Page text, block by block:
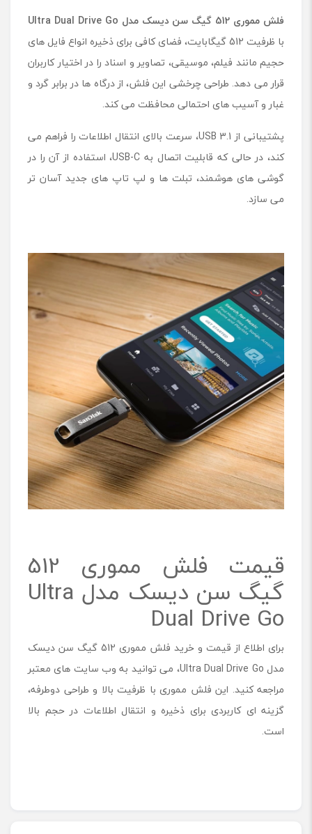
فلش مموری 512 گیگ سن دیسک مدل
Ultra Dual Drive Go
با ظرفیت 512 گیگابایت، فضای کافی برای ذخیره انواع فایل های
حجیم مانند فیلم، موسیقی، تصاویر و اسناد را در اختیار کاربران
قرار می دهد. طراحی چرخشی این فلش، از درگاه ها در برابر گرد و
غبار و آسیب های احتمالی محافظت می کند.
پشتیبانی از USB 3.1، سرعت بالای انتقال اطلاعات را فراهم می
کند، در حالی که قابلیت اتصال به USB-C، استفاده از آن را در
گوشی های هوشمند، تبلت ها و لپ تاپ های جدید آسان تر
می سازد.
قیمت فلش مموری 512
گیگ سن دیسک مدل Ultra
Dual Drive Go
برای اطلاع از قیمت و خرید فلش مموری 512 گیگ سن دیسک
مدل Ultra Dual Drive Go، می توانید به وب سایت های معتبر
مراجعه کنید. این فلش مموری با ظرفیت بالا و طراحی دوطرفه،
گزینه ای کاربردی برای ذخیره و انتقال اطلاعات در حجم بالا
است.